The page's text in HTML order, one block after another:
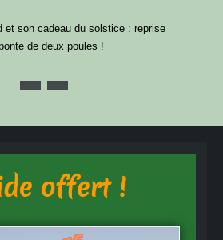
et son cadeau du solstice : reprise
de deux poules !
offert !